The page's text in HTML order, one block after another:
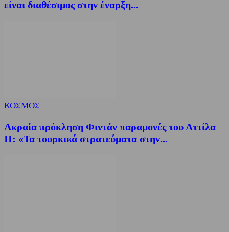
είναι διαθέσιμος στην έναρξη...
ΚΟΣΜΟΣ
Ακραία πρόκληση Φιντάν παραμονές του Αττίλα
ΙΙ: «Τα τουρκικά στρατεύματα στην...